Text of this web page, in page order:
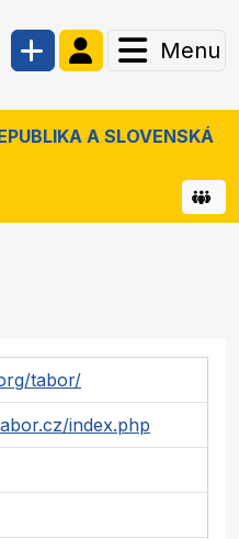
Menu
A SLOVENSKÁ
tabor/
index.php